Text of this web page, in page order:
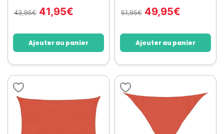
43,95€ 41,95€
Ajouter au panier
51,95€ 49,95€
Ajouter au panier